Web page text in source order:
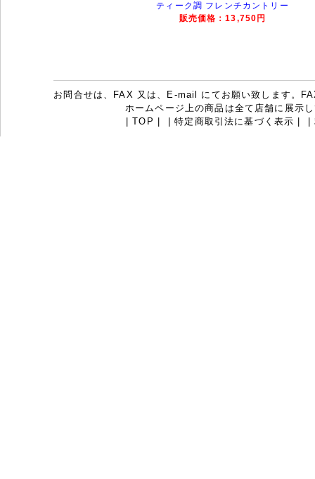
ティーク調 フレンチカントリー
販売価格：13,750円
お問合せは、FAX 又は、E-mail にてお願い致します。
ホームページ上の商品は全て店舗に展示
|TOP |特定商取引法に基づく表示 |